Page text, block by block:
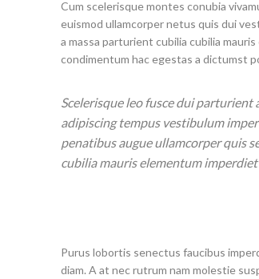
Cum scelerisque montes conubia
euismod ullamcorper netus quis dui
a massa parturient cubilia cubilia
condimentum hac egestas a dictumst
Scelerisque leo fusce dui parturient
adipiscing tempus vestibulum
penatibus augue ullamcorper quis
cubilia mauris elementum
Purus lobortis senectus faucibus
diam. A at nec rutrum nam molestie